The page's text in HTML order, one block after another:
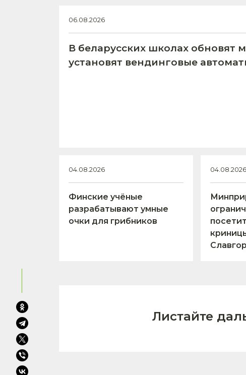
06.08.2026
В беларусских школах обновят
установят вендинговые
04.08.2026
Финские учёные
разрабатывают умные
очки для грибников
04.08.2026
Листайте